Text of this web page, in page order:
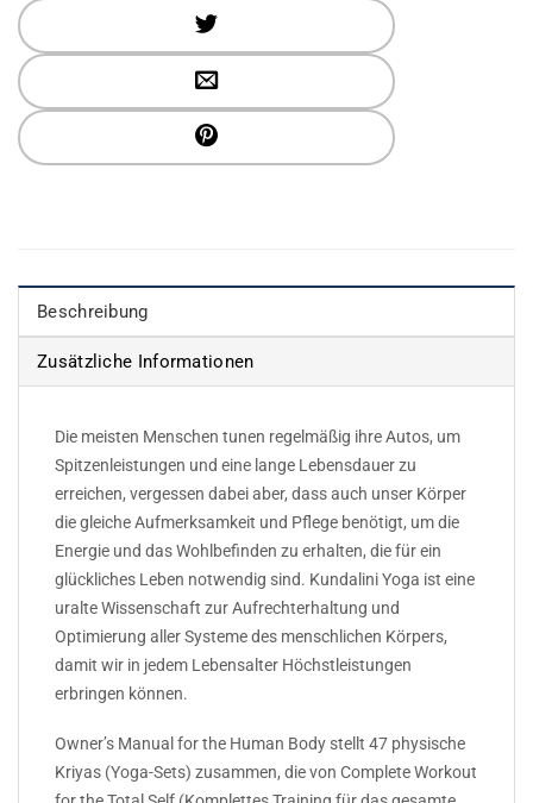
Beschreibung
Zusätzliche Informationen
Die meisten Menschen tunen regelmäßig ihre Autos, um
Spitzenleistungen und eine lange Lebensdauer zu
erreichen, vergessen dabei aber, dass auch unser Körper
die gleiche Aufmerksamkeit und Pflege benötigt, um die
Energie und das Wohlbefinden zu erhalten, die für ein
glückliches Leben notwendig sind. Kundalini Yoga ist eine
uralte Wissenschaft zur Aufrechterhaltung und
Optimierung aller Systeme des menschlichen Körpers,
damit wir in jedem Lebensalter Höchstleistungen
erbringen können.
Owner’s Manual for the Human Body stellt 47 physische
Kriyas (Yoga-Sets) zusammen, die von Complete Workout